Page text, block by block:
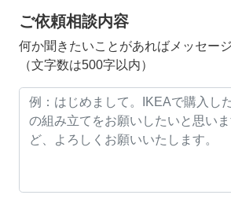
ご依頼相談内容
何か聞きたいことがあればメッセー
（文字数は500字以内）